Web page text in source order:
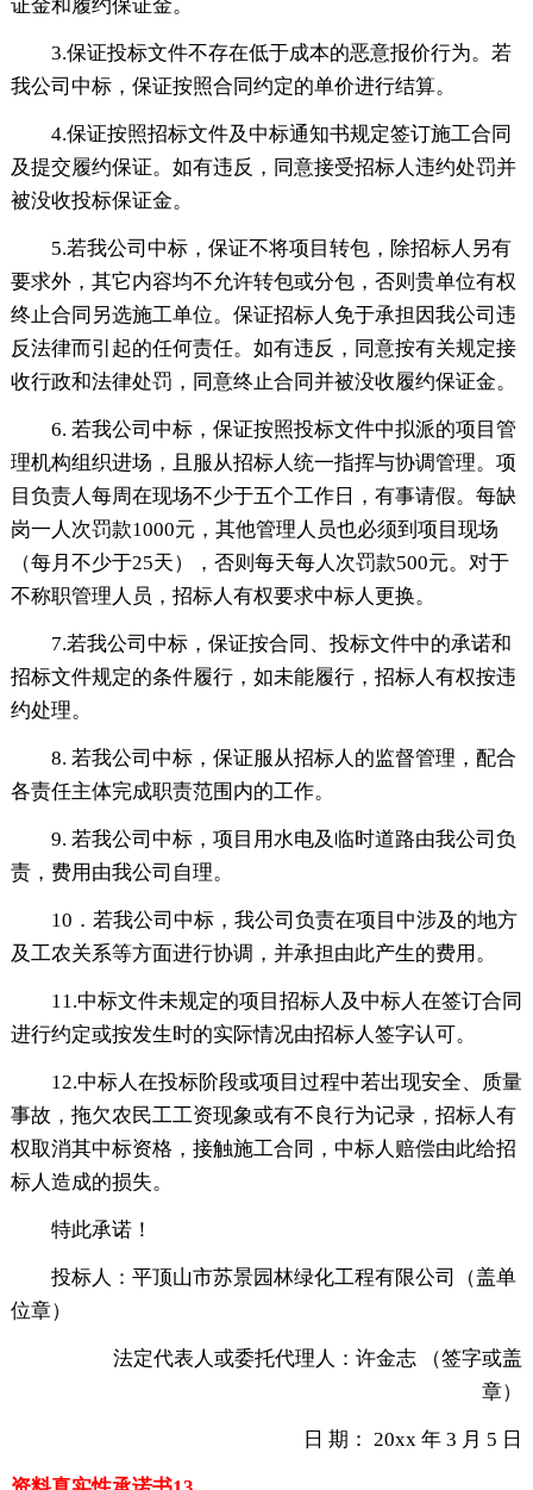
证金和履约保证金。
3.保证投标文件不存在低于成本的恶意报价行为。若
我公司中标，保证按照合同约定的单价进行结算。
4.保证按照招标文件及中标通知书规定签订施工合同
及提交履约保证。如有违反，同意接受招标人违约处罚并
被没收投标保证金。
5.若我公司中标，保证不将项目转包，除招标人另有
要求外，其它内容均不允许转包或分包，否则贵单位有权
终止合同另选施工单位。保证招标人免于承担因我公司违
反法律而引起的任何责任。如有违反，同意按有关规定接
收行政和法律处罚，同意终止合同并被没收履约保证金。
6. 若我公司中标，保证按照投标文件中拟派的项目管
理机构组织进场，且服从招标人统一指挥与协调管理。项
目负责人每周在现场不少于五个工作日，有事请假。每缺
岗一人次罚款1000元，其他管理人员也必须到项目现场
（每月不少于25天），否则每天每人次罚款500元。对于
不称职管理人员，招标人有权要求中标人更换。
7.若我公司中标，保证按合同、投标文件中的承诺和
招标文件规定的条件履行，如未能履行，招标人有权按违
约处理。
8. 若我公司中标，保证服从招标人的监督管理，配合
各责任主体完成职责范围内的工作。
9. 若我公司中标，项目用水电及临时道路由我公司负
责，费用由我公司自理。
10．若我公司中标，我公司负责在项目中涉及的地方
及工农关系等方面进行协调，并承担由此产生的费用。
11.中标文件未规定的项目招标人及中标人在签订合同
进行约定或按发生时的实际情况由招标人签字认可。
12.中标人在投标阶段或项目过程中若出现安全、质量
事故，拖欠农民工工资现象或有不良行为记录，招标人有
权取消其中标资格，接触施工合同，中标人赔偿由此给招
标人造成的损失。
特此承诺！
投标人：平顶山市苏景园林绿化工程有限公司（盖单
位章）
法定代表人或委托代理人：许金志 （签字或盖
章）
日 期： 20xx 年 3 月 5 日